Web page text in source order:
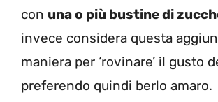
con una o più bustine di
invece considera questa
maniera per ‘rovinare’ il gusto
preferendo quindi berlo amaro.